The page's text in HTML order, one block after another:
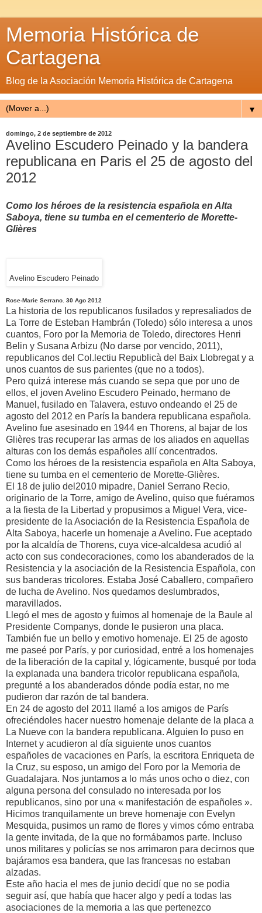
Memoria Histórica de
Cartagena
Blog de la Asociación Memoria Histórica de Cartagena
▼
domingo, 2 de septiembre de 2012
Avelino Escudero Peinado y la bandera
republicana en Paris el 25 de agosto del
2012
Como los héroes de la resistencia española en Alta
Saboya, tiene su tumba en el cementerio de Morette-
Glières
Avelino Escudero Peinado
Rose-Marie Serrano. 30 Ago 2012
La historia de los republicanos fusilados y represaliados de
La Torre de Esteban Hambrán (Toledo) sólo interesa a unos
cuantos, Foro por la Memoria de Toledo, directores Henri
Belin y Susana Arbizu (No darse por vencido, 2011),
republicanos del Col.lectiu Republicà del Baix Llobregat y a
unos cuantos de sus parientes (que no a todos).
Pero quizá interese más cuando se sepa que por uno de
ellos, el joven Avelino Escudero Peinado, hermano de
Manuel, fusilado en Talavera, estuvo ondeando el 25 de
agosto del 2012 en París la bandera republicana española.
Avelino fue asesinado en 1944 en Thorens, al bajar de los
Glières tras recuperar las armas de los aliados en aquellas
alturas con los demás españoles allí concentrados.
Como los héroes de la resistencia española en Alta Saboya,
tiene su tumba en el cementerio de Morette-Glières.
El 18 de julio del2010 mipadre, Daniel Serrano Recio,
originario de la Torre, amigo de Avelino, quiso que fuéramos
a la fiesta de la Libertad y propusimos a Miguel Vera, vice-
presidente de la Asociación de la Resistencia Española de
Alta Saboya, hacerle un homenaje a Avelino. Fue aceptado
por la alcaldía de Thorens, cuya vice-alcaldesa acudió al
acto con sus condecoraciones, como los abanderados de la
Resistencia y la asociación de la Resistencia Española, con
sus banderas tricolores. Estaba José Caballero, compañero
de lucha de Avelino. Nos quedamos deslumbrados,
maravillados.
Llegó el mes de agosto y fuimos al homenaje de la Baule al
Presidente Companys, donde le pusieron una placa.
También fue un bello y emotivo homenaje. El 25 de agosto
me paseé por París, y por curiosidad, entré a los homenajes
de la liberación de la capital y, lógicamente, busqué por toda
la explanada una bandera tricolor republicana española,
pregunté a los abanderados dónde podía estar, no me
pudieron dar razón de tal bandera.
En 24 de agosto del 2011 llamé a los amigos de París
ofreciéndoles hacer nuestro homenaje delante de la placa a
La Nueve con la bandera republicana. Alguien lo puso en
Internet y acudieron al día siguiente unos cuantos
españoles de vacaciones en París, la escritora Enriqueta de
la Cruz, su esposo, un amigo del Foro por la Memoria de
Guadalajara. Nos juntamos a lo más unos ocho o diez, con
alguna persona del consulado no interesada por los
republicanos, sino por una « manifestación de españoles ».
Hicimos tranquilamente un breve homenaje con Evelyn
Mesquida, pusimos un ramo de flores y vimos cómo entraba
la gente invitada, de la que no formábamos parte. Incluso
unos militares y policías se nos arrimaron para decirnos que
bajáramos esa bandera, que las francesas no estaban
alzadas.
Este año hacia el mes de junio decidí que no se podia
seguir así, que había que hacer algo y pedí a todas las
asociaciones de la memoria a las que pertenezco